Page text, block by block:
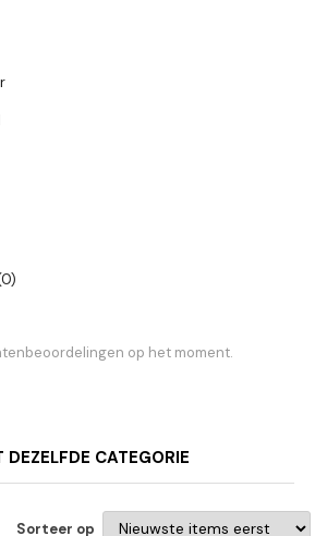
op het moment.
DEZELFDE CATEGORIE
Sorteer op